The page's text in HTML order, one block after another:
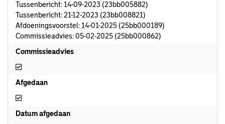
Tussenbericht: 14-09-2023 (23bb005882)
Tussenbericht: 21-12-2023 (23bb008821)
Afdoeningsvoorstel: 14-01-2025 (25bb000189)
Commissieadvies: 05-02-2025 (25bb000862)
Commissieadvies
Commissieadvies
Afgedaan
Afgedaan
Datum afgedaan